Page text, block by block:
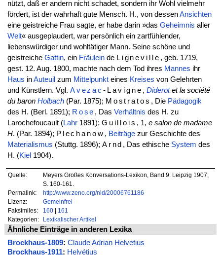
nützt, daß er andern nicht schadet, sondern ihr Wohl vielmehr
fördert, ist der wahrhaft gute Mensch. H., von dessenAnsichten
eine geistreiche Frau sagte, er habe darin »das Geheimnis aller
Welt« ausgeplaudert, war persönlich ein zartfühlender,
liebenswürdiger und wohltätiger Mann. Seine schöne und
geistreiche Gattin, ein Fräuleinde Ligneville , geb. 1719,
gest. 12. Aug. 1800, machte nach dem Tod ihres Mannes ihr
Haus inAuteuil zum Mittelpunkteines Kreises von Gelehrten
und Künstlern. Vgl. Avezac-Lavigne , Diderotet la société
du baron Holbach(Par. 1875); Mostratos , Die Pädagogik
des H. (Berl. 1891); Rose , DasVerhältnis des H. zu
Larochefoucault (Lahr1891); Guillois , 1,e salon de madame
H. (Par. 1894); Plechanow , Beiträge zur Geschichte des
Materialismus (Stuttg. 1896); Arnd , Das ethische System des
H. (Kiel 1904).
Quelle:
Meyers Großes Konversations-Lexikon, Band 9. Leipzig 1907,
S. 160-161.
Permalink:
http://www.zeno.org/nid/20006761186
Lizenz:
Gemeinfrei
Faksimiles:
160| 161
Kategorien:
Lexikalischer Artikel
Ähnliche Einträge in anderen Lexika
Brockhaus-1809: Claude Adrian Helvetius
Brockhaus-1911: Helvétius